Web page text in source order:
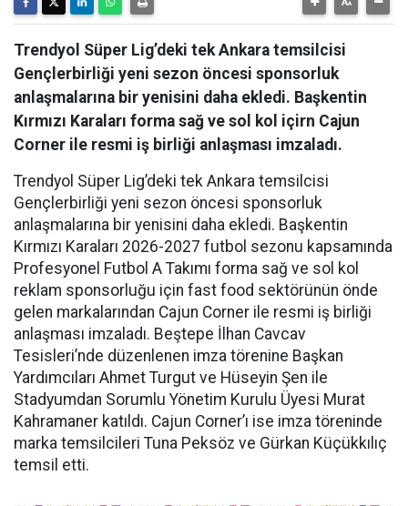
Trendyol Süper Lig’deki tek Ankara temsilcisi
Gençlerbirliği yeni sezon öncesi sponsorluk
anlaşmalarına bir yenisini daha ekledi. Başkentin
Kırmızı Karaları forma sağ ve sol kol içirn Cajun
Corner ile resmi iş birliği anlaşması imzaladı.
Trendyol Süper Lig’deki tek Ankara temsilcisi
Gençlerbirliği yeni sezon öncesi sponsorluk
anlaşmalarına bir yenisini daha ekledi. Başkentin
Kırmızı Karaları 2026-2027 futbol sezonu kapsamında
Profesyonel Futbol A Takımı forma sağ ve sol kol
reklam sponsorluğu için fast food sektörünün önde
gelen markalarından Cajun Corner ile resmi iş birliği
anlaşması imzaladı. Beştepe İlhan Cavcav
Tesisleri’nde düzenlenen imza törenine Başkan
Yardımcıları Ahmet Turgut ve Hüseyin Şen ile
Stadyumdan Sorumlu Yönetim Kurulu Üyesi Murat
Kahramaner katıldı. Cajun Corner’ı ise imza töreninde
marka temsilcileri Tuna Peksöz ve Gürkan Küçükkılıç
temsil etti.